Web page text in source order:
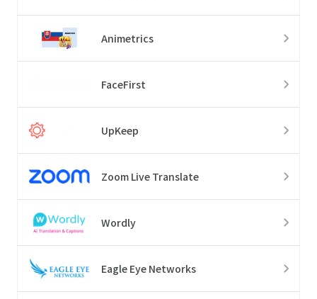
Animetrics
FaceFirst
UpKeep
Zoom Live Translate
Wordly
Eagle Eye Networks